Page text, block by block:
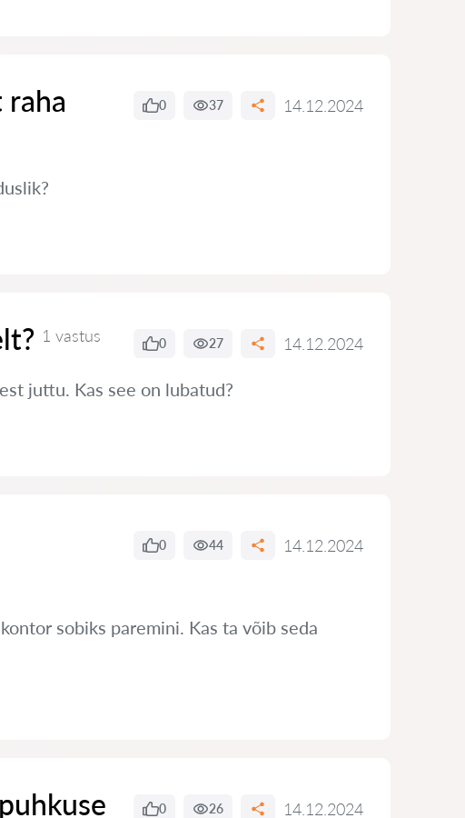
0 37 14.12.2024
1 vastus 0 27 14.12.2024
juttu. Kas see on lubatud?
0 44 14.12.2024
sobiks paremini. Kas ta võib seda
0 26 14.12.2024